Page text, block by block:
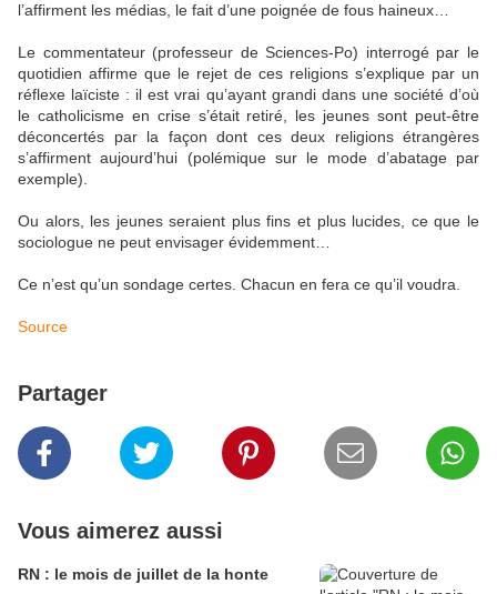
l’affirment les médias, le fait d’une poignée de fous haineux…
Le commentateur (professeur de Sciences-Po) interrogé par le
quotidien affirme que le rejet de ces religions s’explique par un
réflexe laïciste : il est vrai qu’ayant grandi dans une société d’où
le catholicisme en crise s’était retiré, les jeunes sont peut-être
déconcertés par la façon dont ces deux religions étrangères
s’affirment aujourd’hui (polémique sur le mode d’abatage par
exemple).
Ou alors, les jeunes seraient plus fins et plus lucides, ce que le
sociologue ne peut envisager évidemment…
Ce n’est qu’un sondage certes. Chacun en fera ce qu’il voudra.
Source
Partager
Vous aimerez aussi
RN : le mois de juillet de la honte